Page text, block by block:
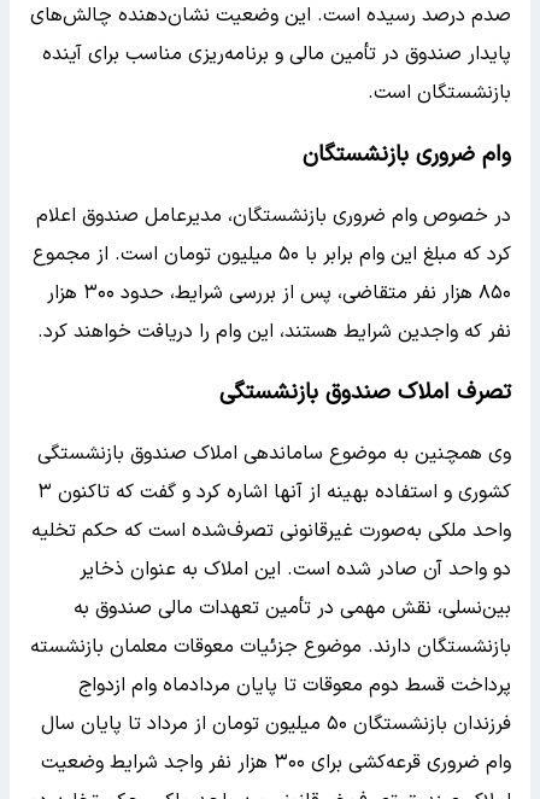
صدم درصد رسیده است. این وضعیت نشان‌دهنده چالش‌های
پایدار صندوق در تأمین مالی و برنامه‌ریزی مناسب برای آینده
بازنشستگان است.
وام ضروری بازنشستگان
در خصوص وام ضروری بازنشستگان، مدیرعامل صندوق اعلام
کرد که مبلغ این وام برابر با ۵۰ میلیون تومان است. از مجموع
۸۵۰ هزار نفر متقاضی، پس از بررسی شرایط، حدود ۳۰۰ هزار
نفر که واجدین شرایط هستند، این وام را دریافت خواهند کرد.
تصرف املاک صندوق بازنشستگی
وی همچنین به موضوع ساماندهی املاک صندوق بازنشستگی
کشوری و استفاده بهینه از آنها اشاره کرد و گفت که تاکنون ۳
واحد ملکی به‌صورت غیرقانونی تصرف‌شده است که حکم تخلیه
دو واحد آن صادر شده است. این املاک به عنوان ذخایر
بین‌نسلی، نقش مهمی در تأمین تعهدات مالی صندوق به
بازنشستگان دارند. موضوع جزئیات معوقات معلمان بازنشسته
پرداخت قسط دوم معوقات تا پایان مردادماه وام ازدواج
فرزندان بازنشستگان ۵۰ میلیون تومان از مرداد تا پایان سال
وام ضروری قرعه‌کشی برای ۳۰۰ هزار نفر واجد شرایط وضعیت